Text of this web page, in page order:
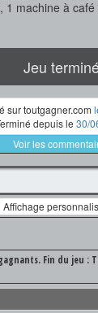
1 machine à
Jeu
sur toutgagner.com
depuis le 30/
Voir les
Affichage
Fin du jeu :